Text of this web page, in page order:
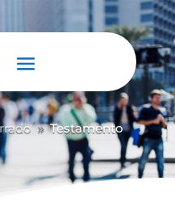
9 Testamento